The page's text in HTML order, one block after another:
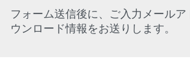
フォーム送信後に、ご入力メール
ウンロード情報をお送りします。